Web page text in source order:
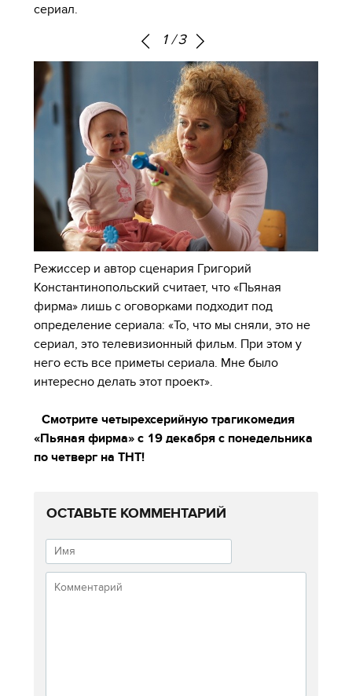
сериал.
1/3
Режиссер и автор сценария Григорий
Константинопольский считает, что «Пьяная
фирма» лишь с оговорками подходит под
определение сериала: «То, что мы сняли, это не
сериал, это телевизионный фильм. При этом у
него есть все приметы сериала. Мне было
интересно делать этот проект».
Смотрите четырехсерийную трагикомедия
«Пьяная фирма» с 19 декабря с понедельника
по четверг на ТНТ!
ОСТАВЬТЕ КОММЕНТАРИЙ